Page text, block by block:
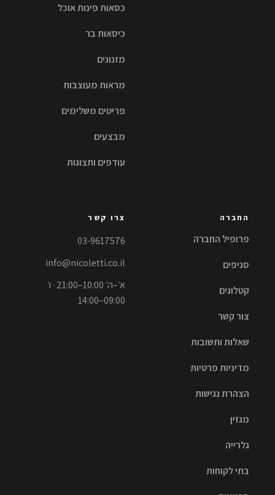
כסאות פינות אוכל
כיסאות בר
מזנונים
מראות מעוצבות
פריטים משלימים
מבצעים
עודפים ותצוגות
החברה
פרופיל החברה
סניפים
קטלוגים
צור קשר
שאלות ותשובות
מדיניות פרטיות
הצהרת נגישות
מגזין
גלרייה
בתי לקוחות
צרו קשר
03-9617576
info@nicoletti.co.il
א׳–ה׳ 10:00–21:00 · ו׳
09:00–14:00